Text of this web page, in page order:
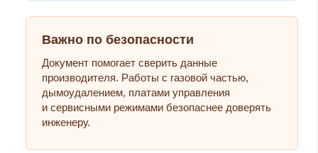
Важно по безопасности
Документ помогает сверить данные
производителя. Работы с газовой частью,
дымоудалением, платами управления
и сервисными режимами безопаснее доверять
инженеру.